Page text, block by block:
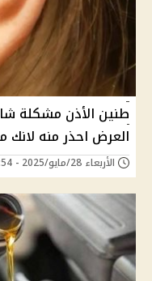
طنين الأذن مشكلة
العرض احذر منه
الأربعاء 28/مايو/2025 - 12:54 م